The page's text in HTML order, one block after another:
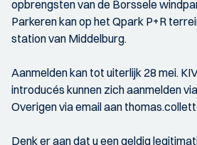
opbrengsten van de Borssele
Parkeren kan op het Qpark P+R
station van Middelburg.
Aanmelden kan tot uiterlijk 28 mei.
introducés kunnen zich aanmelden
Overigen via email aan
Denk er aan dat u een geldig